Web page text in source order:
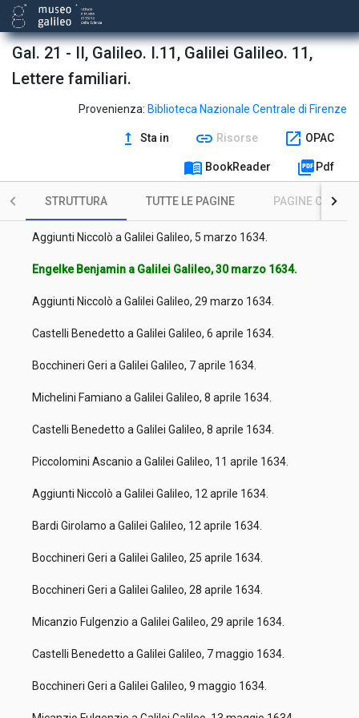
Gal. 21 - II, Galileo. I.11, Galilei Galileo. 11,
Lettere familiari.
Provenienza: Biblioteca Nazionale Centrale di Firenze
upgrade Sta in link Risorse open_in_new OPAC
menu_book BookReader picture_as_pdf Pdf
STRUTTURA TUTTE LE PAGINE PAGINE CON
Conti Bernardo a Galilei Galileo, 24 gennaio 1634.
Castelli Benedetto a Galilei Galileo, 28 gennaio 1634.
Bocchineri Geri a Galilei Galileo, 9 febbraio 1634.
Bocchineri Geri a Galilei Galileo, [febbraio 1634].
Magiotti Raffaello a Galilei Galileo, 11 febbraio 1634.
Conti Bernardo a Galilei Galileo, 12 febbraio 1634.
Piccolomini Ascanio a Galilei Galileo, 21 febbraio 1634.
Aggiunti Niccolò a Galilei Galileo, 5 marzo 1634.
Engelke Benjamin a Galilei Galileo, 30 marzo 1634.
Aggiunti Niccolò a Galilei Galileo, 29 marzo 1634.
Castelli Benedetto a Galilei Galileo, 6 aprile 1634.
Bocchineri Geri a Galilei Galileo, 7 aprile 1634.
Michelini Famiano a Galilei Galileo, 8 aprile 1634.
Castelli Benedetto a Galilei Galileo, 8 aprile 1634.
Piccolomini Ascanio a Galilei Galileo, 11 aprile 1634.
Aggiunti Niccolò a Galilei Galileo, 12 aprile 1634.
Bardi Girolamo a Galilei Galileo, 12 aprile 1634.
Bocchineri Geri a Galilei Galileo, 25 aprile 1634.
Bocchineri Geri a Galilei Galileo, 28 aprile 1634.
Micanzio Fulgenzio a Galilei Galileo, 29 aprile 1634.
Castelli Benedetto a Galilei Galileo, 7 maggio 1634.
Bocchineri Geri a Galilei Galileo, 9 maggio 1634.